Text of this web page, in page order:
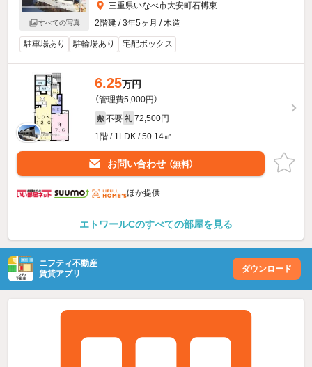
すべての写真
三重県いなべ市大安町石榑東
2階建 / 3年5ヶ月 / 木造
駐車場あり 駐輪場あり 宅配ボックス
6.25万円
（管理費5,000円）
敷 不要 礼 72,500円
1階 / 1LDK / 50.14㎡
お問い合わせ （無料）
ほか提供
エトワールCのすべての部屋を見る
ニフティ不動産
賃貸アプリ
ダウンロード